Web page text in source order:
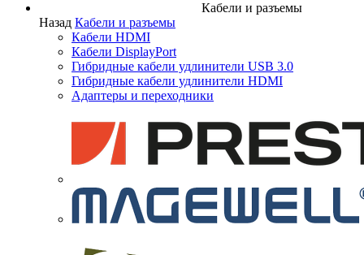
Кабели и разъемы
Назад Кабели и разъемы
Кабели HDMI
Кабели DisplayPort
Гибридные кабели удлинители USB 3.0
Гибридные кабели удлинители HDMI
Адаптеры и переходники